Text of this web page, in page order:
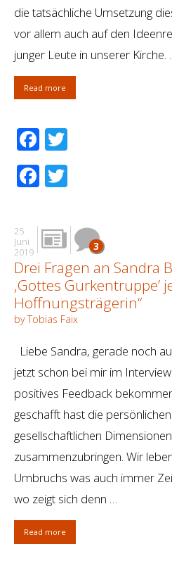
die tatsächliche Umsetzung
vor allem auch auf den
junger Leute in unserer Kirche.
Read more
Facebook
Facebook
25
Juni
2019
3
Drei Fragen an Sandra
‚Gottes Gurkentruppe’
Hoffnungsträgerin“
by Tobias Faix
Liebe Sandra, gerade noch
jetzt schon bei mir im Interview!
positives Feedback
geschafft hast die
gesellschaftlichen
zusammenzubringen. Wir
Umbruchs was auch immer
wo zeigt sich denn …
Read more